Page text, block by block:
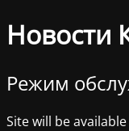
Новости
Режим
Site will be